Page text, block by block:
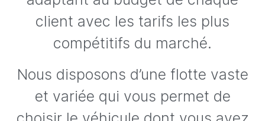
client avec les tarifs les plus
compétitifs du marché.
Nous disposons d’une flotte vaste
et variée qui vous permet de